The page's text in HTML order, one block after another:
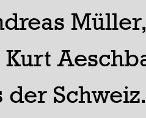
der Schweiz.